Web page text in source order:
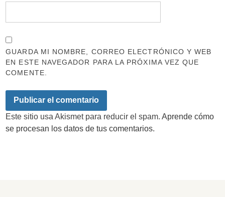
GUARDA MI NOMBRE, CORREO ELECTRÓNICO Y WEB
EN ESTE NAVEGADOR PARA LA PRÓXIMA VEZ QUE
COMENTE.
Este sitio usa Akismet para reducir el spam.Aprende cómo
se procesan los datos de tus comentarios.